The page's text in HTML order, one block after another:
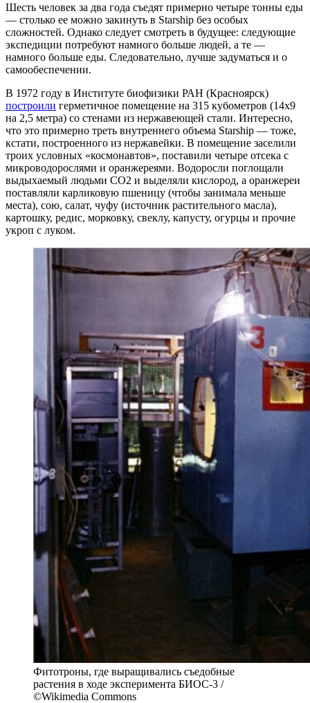
Шесть человек за два года съедят примерно четыре тонны еды
— столько ее можно закинуть в Starship без особых
сложностей. Однако следует смотреть в будущее: следующие
экспедиции потребуют намного больше людей, а те —
намного больше еды. Следовательно, лучше задуматься и о
самообеспечении.
В 1972 году в Институте биофизики РАН (Красноярск)
построили герметичное помещение на 315 кубометров (14х9
на 2,5 метра) со стенами из нержавеющей стали. Интересно,
что это примерно треть внутреннего объема Starship — тоже,
кстати, построенного из нержавейки. В помещение заселили
троих условных «космонавтов», поставили четыре отсека с
микроводорослями и оранжереями. Водоросли поглощали
выдыхаемый людьми СО2 и выделяли кислород, а оранжереи
поставляли карликовую пшеницу (чтобы занимала меньше
места), сою, салат, чуфу (источник растительного масла),
картошку, редис, морковку, свеклу, капусту, огурцы и прочие
укроп с луком.
Фитотроны, где выращивались съедобные
растения в ходе эксперимента БИОС-3 /
©Wikimedia Commons